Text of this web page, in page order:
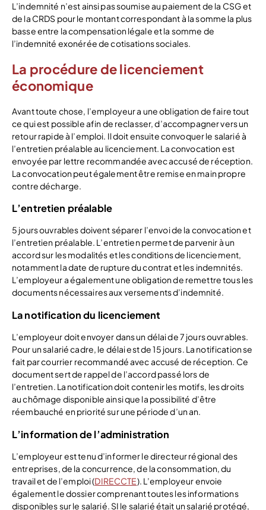
L’indemnité n’est ainsi pas soumise au paiement de la CSG et
de la CRDS pour le montant correspondant à la somme la plus
basse entre la compensation légale et la somme de
l’indemnité exonérée de cotisations sociales.
La procédure de licenciement
économique
Avant toute chose, l’employeur a une obligation de faire tout
ce qui est possible afin de reclasser, d’accompagner vers un
retour rapide à l’emploi. Il doit ensuite convoquer le salarié à
l’entretien préalable au licenciement. La convocation est
envoyée par lettre recommandée avec accusé de réception.
La convocation peut également être remise en main propre
contre décharge.
L’entretien préalable
5 jours ouvrables doivent séparer l’envoi de la convocation et
l’entretien préalable. L’entretien permet de parvenir à un
accord sur les modalités et les conditions de licenciement,
notamment la date de rupture du contrat et les indemnités.
L’employeur a également une obligation de remettre tous les
documents nécessaires aux versements d’indemnité.
La notification du licenciement
L’employeur doit envoyer dans un délai de 7 jours ouvrables.
Pour un salarié cadre, le délai est de 15 jours. La notification se
fait par courrier recommandé avec accusé de réception. Ce
document sert de rappel de l’accord passé lors de
l’entretien. La notification doit contenir les motifs, les droits
au chômage disponible ainsi que la possibilité d’être
réembauché en priorité sur une période d’un an.
L’information de l’administration
L’employeur est tenu d’informer le directeur régional des
entreprises, de la concurrence, de la consommation, du
travail et de l’emploi (DIRECCTE). L’employeur envoie
également le dossier comprenant toutes les informations
disponibles sur le salarié. SI le salarié était un salarié protégé,